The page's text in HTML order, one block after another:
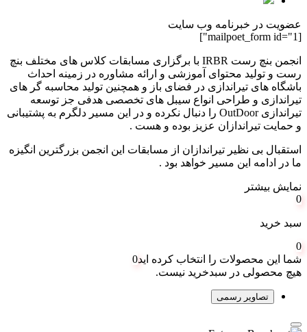
عضویت در خبرنامه وب سایت
[mailpoet_form id="1"]
انجمن بنچ رست IRBR با برگزاری مسابقات کلاس های مختلف بنچ
رست و تولید محتوای آموزشی و ارائه مشاوره در زمینه احداث
باشگاه های تیراندازی در فضای باز و همچنین تولید محاسبه گر های
تیراندازی و طراحی انواع سیبل های تخصصی هدفی جز توسعه
تیراندازی OutDoor را دنبال نکرده و در این مسیر دلگرم به پشتیبانی
و حمایت تیراندازان عزیز بوده و هست .
استقبال بی نظیر تیراندازان از مسابقات این انجمن بزرگترین انگیزه
ما در ادامه این مسیر خواهد بود .
نمایش بیشتر
0
سبد خرید
0
شما این محصولات را انتخاب کرده اید0
هیچ محصولی در سبدخرید نیست.
تصاویر رسمی